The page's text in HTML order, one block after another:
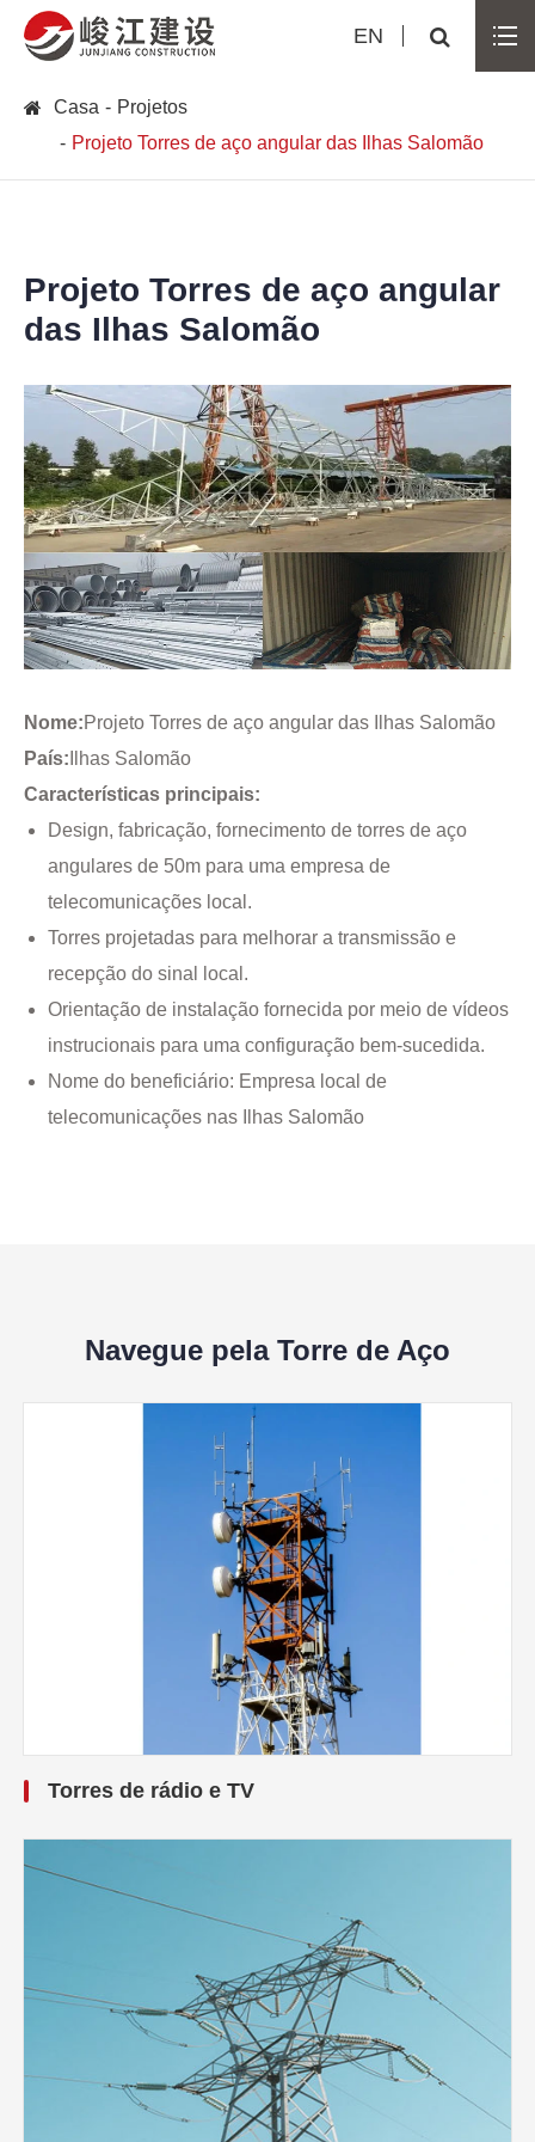
EN
Casa
Projetos
Projeto Torres de aço angular das Ilhas Salomão
Projeto Torres de aço angular
das Ilhas Salomão
Nome:Projeto Torres de aço angular das Ilhas Salomão
País: Ilhas Salomão
Características principais:
Design, fabricação, fornecimento de torres de aço
angulares de 50m para uma empresa de
telecomunicações local.
Torres projetadas para melhorar a transmissão e
recepção do sinal local.
Orientação de instalação fornecida por meio de vídeos
instrucionais para uma configuração bem-sucedida.
Nome do beneficiário: Empresa local de
telecomunicações nas Ilhas Salomão
Navegue pela Torre de Aço
Torres de rádio e TV